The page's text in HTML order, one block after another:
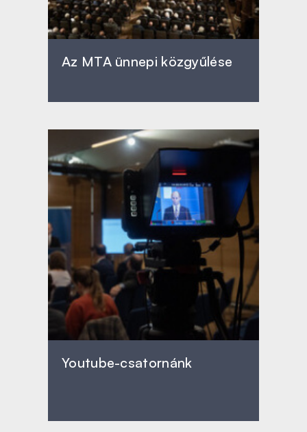
Az MTA ünnepi közgyűlése
Youtube-csatornánk